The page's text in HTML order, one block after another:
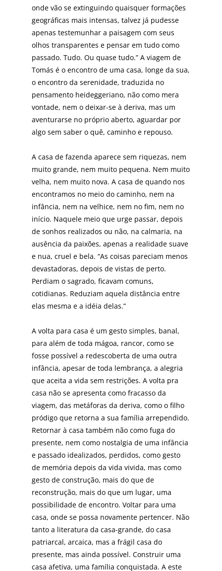
onde vão se extin­guindo quaisquer formações
geográficas mais intensas, talvez já pudesse
apenas testemunhar a paisagem com seus
olhos transparentes e pensar em tudo como
passa­do. Tudo. Ou quase tudo.” A viagem de
Tomás é o encon­tro de uma casa, longe da sua,
o encontro da serenidade, traduzida no
pensamento heideggeriano, não como me­ra
vontade, nem o deixar-se à deriva, mas um
aventurar­se no próprio aberto, aguardar por
algo sem saber o quê, caminho e repouso.
A casa de fazenda aparece sem riquezas, nem
muito grande, nem muito pequena. Nem muito
velha, nem muito nova. A casa de quando nos
encontramos no meio do caminho, nem na
infância, nem na velhice, nem no fim, nem no
início. Naquele meio que urge pas­sar, depois
de sonhos realizados ou não, na calmaria, na
ausência da paixões, apenas a realidade suave
e nua, cruel e bela. “As coisas pareciam menos
devastadoras, depois de vistas de perto.
Perdiam o sagrado, ficavam comuns,
cotidianas. Reduziam aquela distância entre
elas mesma e a idéia delas.”
A volta para casa é um gesto simples, banal,
para além de toda mágoa, rancor, como se
fosse possí­vel a redescoberta de uma outra
infância, apesar de toda lembrança, a alegria
que aceita a vida sem restrições. A volta pra
casa não se apresenta como fracasso da
viagem, das metáforas da deriva, como o filho
pródigo que retorna a sua famí­lia arrependido.
Retornar à casa tam­bém não como fuga do
presente, nem como nostalgia de uma infância
e passado idealizados, perdidos, como gesto
de memória depois da vida vivi­da, mas como
gesto de construção, mais do que de
reconstrução, mais do que um lugar, uma
possibilidade de encontro. Voltar para uma
casa, onde se possa novamente pertencer. Não
tanto a literatura da casa-grande, do casa
patriar­cal, arcaica, mas a frágil casa do
presente, mas ainda possível. Construir uma
casa afe­tiva, uma família conquistada. A este